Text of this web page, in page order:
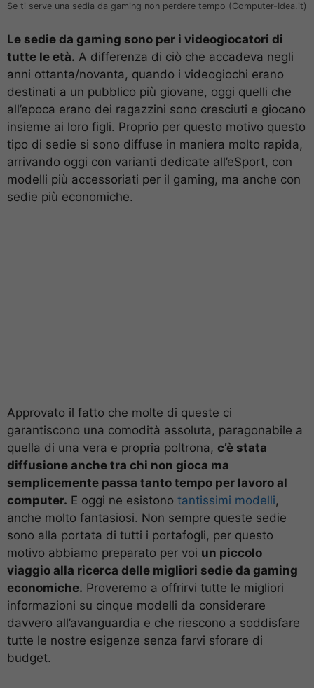
Se ti serve una sedia da gaming non perdere tempo (Computer-Idea.it)
Le sedie da gaming sono per i videogiocatori di
tutte le età. A differenza di ciò che accadeva negli
anni ottanta/novanta, quando i videogiochi erano
destinati a un pubblico più giovane, oggi quelli che
all’epoca erano dei ragazzini sono cresciuti e giocano
insieme ai loro figli. Proprio per questo motivo questo
tipo di sedie si sono diffuse in maniera molto rapida,
arrivando oggi con varianti dedicate all’eSport, con
modelli più accessoriati per il gaming, ma anche con
sedie più economiche.
Approvato il fatto che molte di queste ci
garantiscono una comodità assoluta, paragonabile a
quella di una vera e propria poltrona, c’è stata
diffusione anche tra chi non gioca ma
semplicemente passa tanto tempo per lavoro al
computer. E oggi ne esistono tantissimi modelli,
anche molto fantasiosi. Non sempre queste sedie
sono alla portata di tutti i portafogli, per questo
motivo abbiamo preparato per voi un piccolo
viaggio alla ricerca delle migliori sedie da gaming
economiche. Proveremo a offrirvi tutte le migliori
informazioni su cinque modelli da considerare
davvero all’avanguardia e che riescono a soddisfare
tutte le nostre esigenze senza farvi sforare di
budget.